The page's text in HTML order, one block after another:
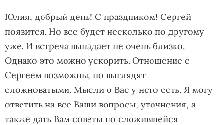
Юлия, добрый день! С праздником! Сергей
появится. Но все будет несколько по другому
уже. И встреча выпадает не очень близко.
Однако это можно ускорить. Отношение с
Сергеем возможны, но выглядят
сложноватыми. Мысли о Вас у него есть. Я могу
ответить на все Ваши вопросы, уточнения, а
также дать Вам советы по сложившейся